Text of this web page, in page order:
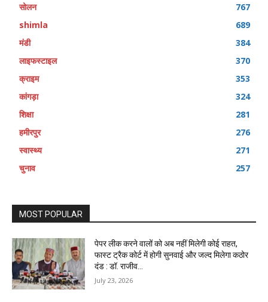
सोलन
767
shimla
689
मंडी
384
लाइफस्टाइल
370
क्राइम
353
कांगड़ा
324
शिक्षा
281
हमीरपुर
276
स्वास्थ्य
271
चुनाव
257
MOST POPULAR
पेपर लीक करने वालों को अब नहीं मिलेगी कोई राहत,
फास्ट ट्रैक कोर्ट में होगी सुनवाई और जल्द मिलेगा कठोर
दंड : डॉ. राजीव...
July 23, 2026